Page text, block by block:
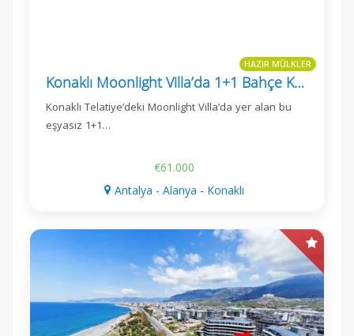
HAZIR MÜLKLER
Konaklı Moonlight Villa’da 1+1 Bahçe Katı Daire
Konaklı Telatiye’deki Moonlight Villa’da yer alan bu
eşyasız 1+1…
€61.000
Antalya - Alanya - Konaklı